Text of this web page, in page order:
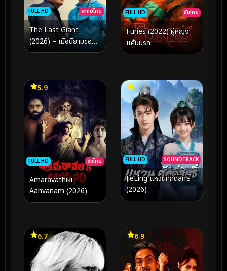
FULL HD พากย์ไทย
The Last Giant
(2026) – เมื่อนิยามของ
“ความแข็งแกร่ง” ถูกส่ง
FULL HD ซับไทย
Furies (2022) ผู้หญิง
แค้นนรก
FULL HD ซับไทย
5.9
Amaravathiki
Aahvanam (2026)
FULL HD SOUNDTRACK
JieLing แหวนศักดิ์สิทธิ์
(2026)
6.7 6.9